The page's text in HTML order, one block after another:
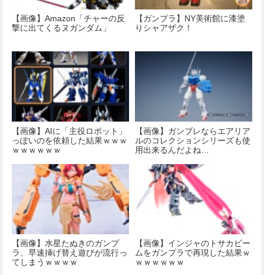
【画像】Amazon「チャーの反
撃に出てくるヌガンダム」
【ガンプラ】NY美術館に漆塗
りシャアザク！
【画像】AIに「主役ロボット」
っぽいのを依頼した結果ｗｗｗ
ｗｗｗｗｗｗ
【画像】ガンブレならエアリア
ルのコレクションシリーズも使
用出来るんだよね…
【画像】水星たぬきのガンプ
ラ、早速挿げ替え遊びが流行っ
てしまうｗｗｗｗ
【画像】インジャのトサカビー
ムをガンプラで再現した結果ｗ
ｗｗｗｗｗｗ